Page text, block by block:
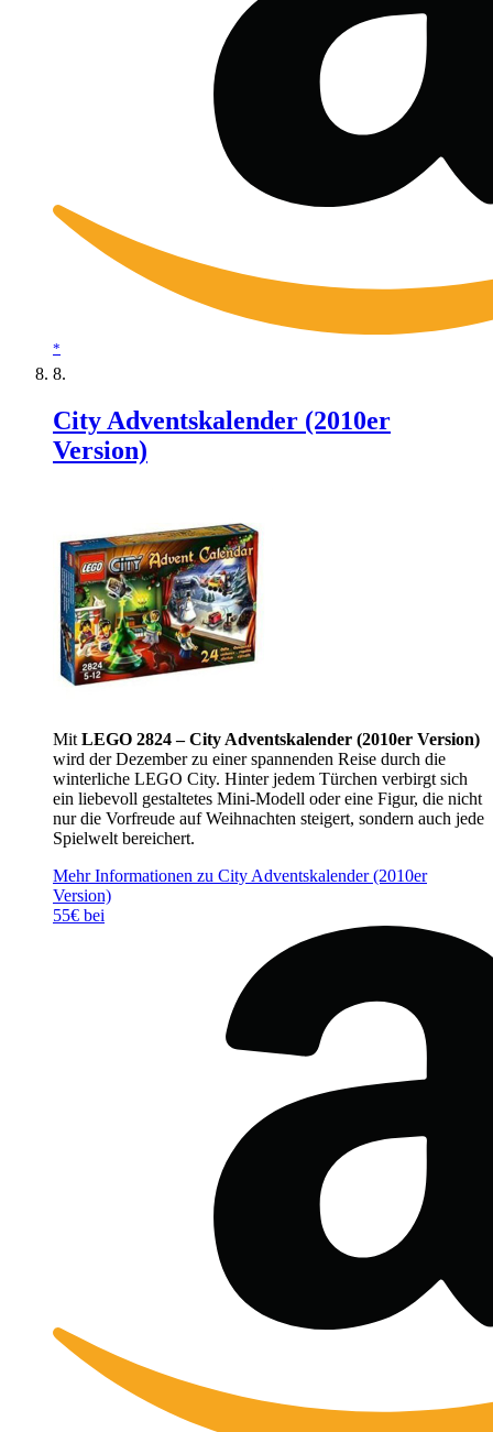
*
City Adventskalender (2010er
Version)
Mit LEGO 2824 – City Adventskalender (2010er Version)
wird der Dezember zu einer spannenden Reise durch die
winterliche LEGO City. Hinter jedem Türchen verbirgt sich
ein liebevoll gestaltetes Mini-Modell oder eine Figur, die nicht
nur die Vorfreude auf Weihnachten steigert, sondern auch jede
Spielwelt bereichert.
Mehr Informationen zu City Adventskalender (2010er
Version)
55€ bei